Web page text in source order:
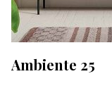
Ambiente 25